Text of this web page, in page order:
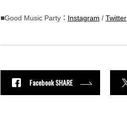
■Good Music Party： Instagram / Twitter
Facebook SHARE